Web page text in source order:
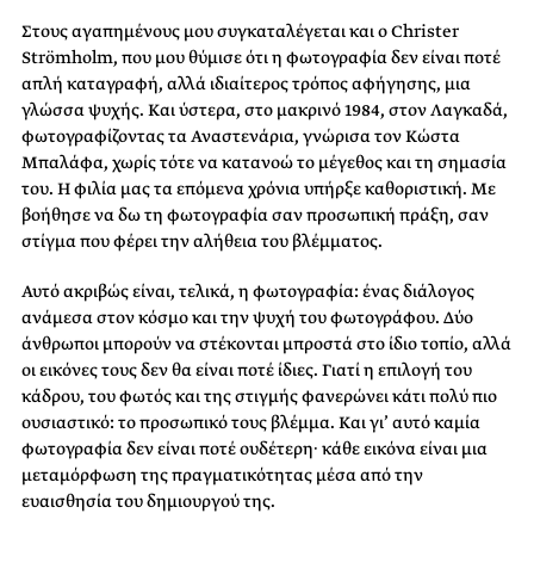
Στους αγαπημένους μου συγκαταλέγεται και ο Christer
Strömholm, που μου θύμισε ότι η φωτογραφία δεν είναι ποτέ
απλή καταγραφή, αλλά ιδιαίτερος τρόπος αφήγησης, μια
γλώσσα ψυχής. Και ύστερα, στο μακρινό 1984, στον Λαγκαδά,
φωτογραφίζοντας τα Αναστενάρια, γνώρισα τον Κώστα
Μπαλάφα, χωρίς τότε να κατανοώ το μέγεθος και τη σημασία
του. Η φιλία μας τα επόμενα χρόνια υπήρξε καθοριστική. Με
βοήθησε να δω τη φωτογραφία σαν προσωπική πράξη, σαν
στίγμα που φέρει την αλήθεια του βλέμματος.
Αυτό ακριβώς είναι, τελικά, η φωτογραφία: ένας διάλογος
ανάμεσα στον κόσμο και την ψυχή του φωτογράφου. Δύο
άνθρωποι μπορούν να στέκονται μπροστά στο ίδιο τοπίο, αλλά
οι εικόνες τους δεν θα είναι ποτέ ίδιες. Γιατί η επιλογή του
κάδρου, του φωτός και της στιγμής φανερώνει κάτι πολύ πιο
ουσιαστικό: το προσωπικό τους βλέμμα. Και γι’ αυτό καμία
φωτογραφία δεν είναι ποτέ ουδέτερη· κάθε εικόνα είναι μια
μεταμόρφωση της πραγματικότητας μέσα από την
ευαισθησία του δημιουργού της.